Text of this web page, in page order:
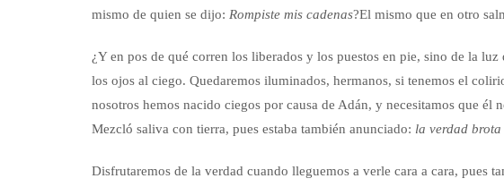
mismo de quien se dijo: Rompiste mis cadenas?El mismo que en otro
¿Y en pos de qué corren los liberados y los puestos en pie, sino de la luz
los ojos al ciego. Quedaremos iluminados, hermanos, si tenemos el
nosotros hemos nacido ciegos por causa de Adán, y necesitamos que
Mezcló saliva con tierra, pues estaba también anunciado: la verdad
Disfrutaremos de la verdad cuando lleguemos a verle cara a cara, pues